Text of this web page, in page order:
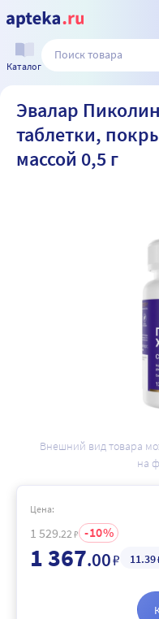
Каталог
Эвалар
таблетки,
массой 0,5 г
Внешний вид товара
на
Цена:
1 529.22 ₽ 10
1 367.00₽ 11.39